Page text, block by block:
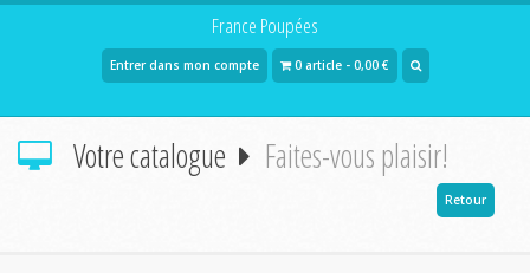
France Poupées
Entrer dans mon compte 0 article - 0,00 €
Votre catalogue Faites-vous plaisir!
Retour